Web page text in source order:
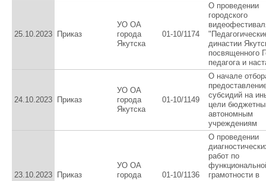
25.10.2023 Приказ
УО ОА
города
Якутска
01-10/1174
О проведении
городского
династии
посвященного
педагога и
24.10.2023 Приказ
УО ОА
города
Якутска
01-10/1149
О начале
субсидий на
цели
автономным
учреждениям
23.10.2023 Приказ
УО ОА
города
01-10/1136
О проведении
работ по
грамотности в